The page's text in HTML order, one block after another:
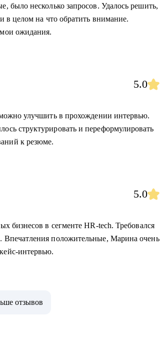
было несколько запросов. Удалось решить,
в целом на что обратить внимание.
мои ожидания.
5.0
улучшить в прохождении интервью.
структурировать и переформулировать
к резюме.
5.0
бизнесов в сегменте HR-tech. Требовался
Впечатления положительные, Марина очень
интервью.
отзывов